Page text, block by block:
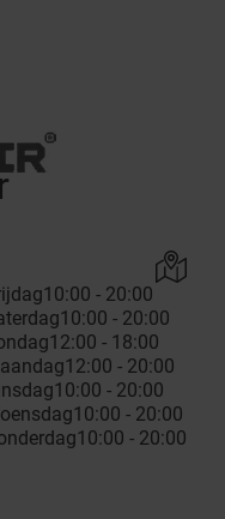
10:00 - 20:00
10:00 - 20:00
12:00 - 18:00
12:00 - 20:00
10:00 - 20:00
10:00 - 20:00
10:00 - 20:00